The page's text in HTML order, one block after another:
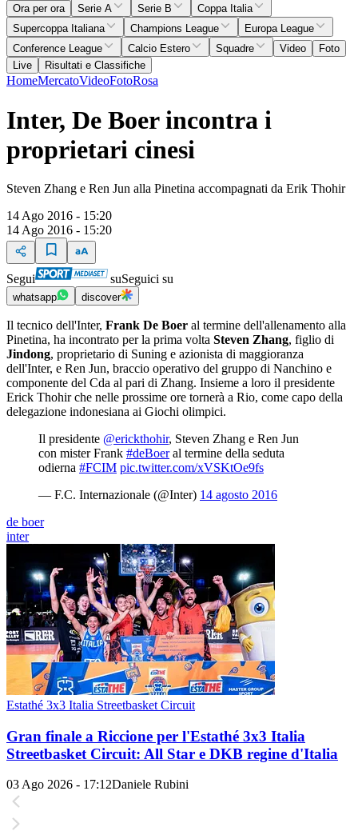
Ora per ora Serie A Serie B
Coppa Italia
Supercoppa Italiana
Champions League
Europa League
Conference League
Calcio Estero Squadre Video
Foto
Live
Risultati e Classifiche
HomeMercatoVideoFotoRosa
Inter, De Boer incontra i
proprietari cinesi
Steven Zhang e Ren Jun alla Pinetina accompagnati da Erik Thohir
14 Ago 2016 - 15:20
14 Ago 2016 - 15:20
Segui suSeguici su
whatsapp discover
Il tecnico dell'Inter, Frank De Boer al termine dell'allenamento alla
Pinetina, ha incontrato per la prima volta Steven Zhang, figlio di
Jindong, proprietario di Suning e azionista di maggioranza
dell'Inter, e Ren Jun, braccio operativo del gruppo di Nanchino e
componente del Cda al pari di Zhang. Insieme a loro il presidente
Erick Thohir che nelle prossime ore tornerà a Rio, come capo della
delegazione indonesiana ai Giochi olimpici.
Il presidente @erickthohir, Steven Zhang e Ren Jun
con mister Frank #deBoeral termine della seduta
odierna #FCIM pic.twitter.com/xVSKtOe9fs
— F.C. Internazionale (@Inter) 14 agosto 2016
de boer
inter
Estathé 3x3 Italia Streetbasket Circuit
Gran finale a Riccione per l'Estathé 3x3 Italia
Streetbasket Circuit: All Star e DKB regine d'Italia
03 Ago 2026 - 17:12Daniele Rubini